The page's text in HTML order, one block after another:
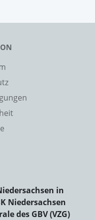
in
Niedersachsen
des GBV (VZG)